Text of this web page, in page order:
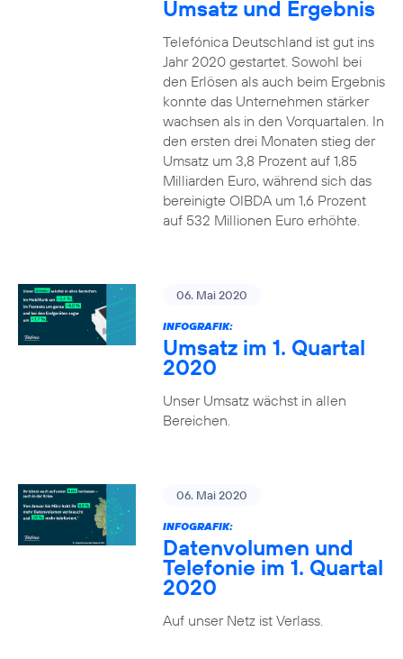
Umsatz und Ergebnis
Telefónica Deutschland ist gut ins
Jahr 2020 gestartet. Sowohl bei
den Erlösen als auch beim Ergebnis
konnte das Unternehmen stärker
wachsen als in den Vorquartalen. In
den ersten drei Monaten stieg der
Umsatz um 3,8 Prozent auf 1,85
Milliarden Euro, während sich das
bereinigte OIBDA um 1,6 Prozent
auf 532 Millionen Euro erhöhte.
06. Mai 2020
INFOGRAFIK:
Umsatz im 1. Quartal
2020
Unser Umsatz wächst in allen
Bereichen.
06. Mai 2020
INFOGRAFIK:
Datenvolumen und
Telefonie im 1. Quartal
2020
Auf unser Netz ist Verlass.